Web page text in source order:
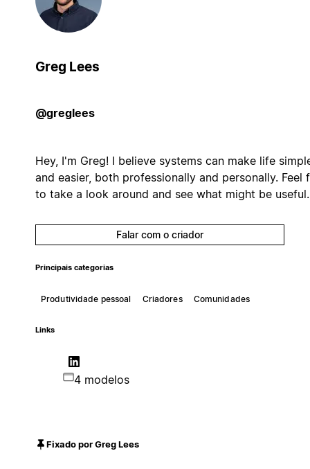
Greg Lees
@greglees
Hey, I'm Greg! I believe systems can make life
and easier, both professionally and personally. Feel
to take a look around and see what might be useful.
Falar com o criador
Principais categorias
Produtividade pessoal Criadores Comunidades
Links
4 modelos
Fixado por Greg Lees